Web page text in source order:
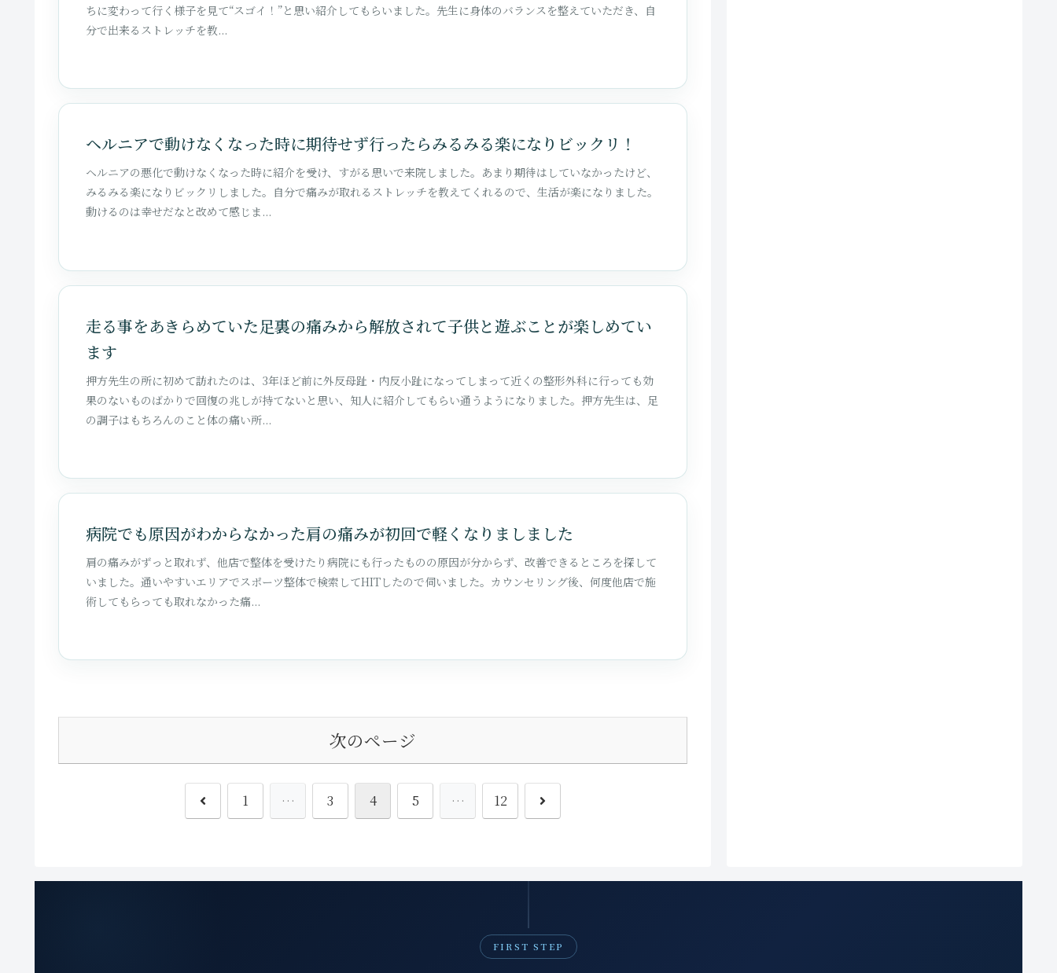
ちに変わって行く様子を見て“スゴイ！”と思い紹介してもらいました。先生に身体のバランスを整えていただき、自
分で出来るストレッチを教...
ヘルニアで動けなくなった時に期待せず行ったらみるみる楽になりビックリ！
ヘルニアの悪化で動けなくなった時に紹介を受け、すがる思いで来院しました。あまり期待はしていなかったけど、
みるみる楽になりビックリしました。自分で痛みが取れるストレッチを教えてくれるので、生活が楽になりました。
動けるのは幸せだなと改めて感じま...
走る事をあきらめていた足裏の痛みから解放されて子供と遊ぶことが楽しめてい
ます
押方先生の所に初めて訪れたのは、3年ほど前に外反母趾・内反小趾になってしまって近くの整形外科に行っても効
果のないものばかりで回復の兆しが持てないと思い、知人に紹介してもらい通うようになりました。押方先生は、足
の調子はもちろんのこと体の痛い所...
病院でも原因がわからなかった肩の痛みが初回で軽くなりましました
肩の痛みがずっと取れず、他店で整体を受けたり病院にも行ったものの原因が分からず、改善できるところを探して
いました。通いやすいエリアでスポーツ整体で検索してHITしたので伺いました。カウンセリング後、何度他店で施
術してもらっても取れなかった痛...
次のページ
前
1 … 3 4 5 … 12
次
FIRST STEP